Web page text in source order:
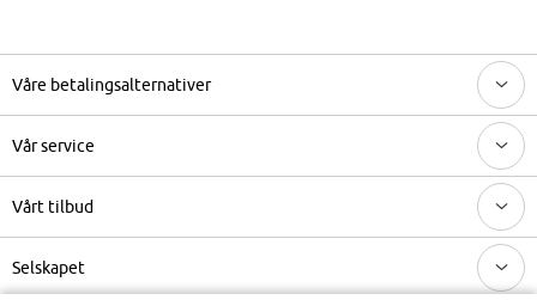
Våre betalingsalternativer
Vår service
Vårt tilbud
Selskapet